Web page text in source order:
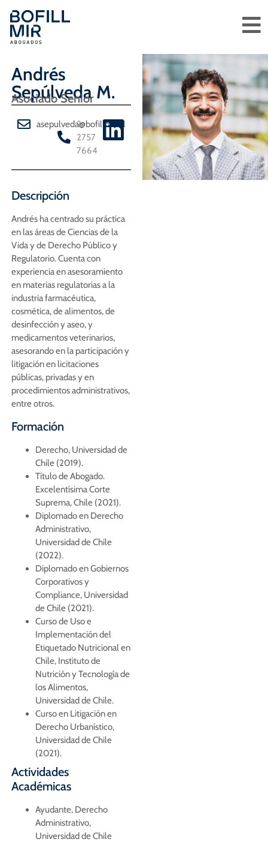
Andrés
Sepúlveda M.
Asociado Senior
asepulveda@bofillmir.cl
2
2757
7664
Descripción
Andrés ha centrado su práctica
en las áreas de Ciencias de la
Vida y de Derecho Público y
Regulatorio. Cuenta con
experiencia en asesoramiento
en materias regulatorias a la
industria farmacéutica,
cosmética, de alimentos, de
desinfección y aseo, y
medicamentos veterinarios,
asesorando en la participación y
litigación en licitaciones
públicas, privadas y en
procedimientos administrativos,
entre otros.
Formación
Derecho, Universidad de
Chile (2019).
Título de Abogado.
Excelentísima Corte
Suprema, Chile (2021).
Diplomado en Derecho
Administrativo,
Universidad de Chile
(2022).
Diplomado en Gobiernos
Corporativos y
Compliance, Universidad
de Chile (2021).
Curso de Uso e
Implementación del
Etiquetado Nutricional en
Chile, Instituto de
Nutrición y Tecnología de
los Alimentos,
Universidad de Chile.
Curso en Litigación en
Derecho Urbanístico,
Universidad de Chile
(2021).
Actividades
Académicas
Ayudante, Derecho
Administrativo,
Universidad de Chile